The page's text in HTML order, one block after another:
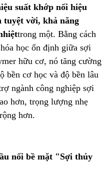
suất khớp nối hiệu
tuyệt vời, khả năng
trong một. Bằng cách
học ổn định giữa sợi
hữu cơ, nó tăng cường
bền cơ học và độ bền lâu
ngành công nghiệp sợi
hơn, trọng lượng nhẹ
hơn.
nối bề mặt "Sợi thủy